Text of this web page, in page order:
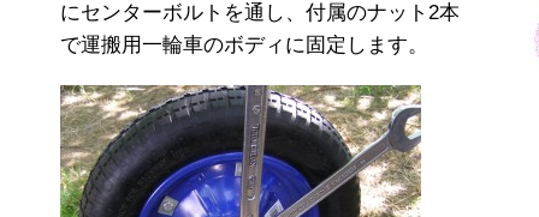
にセンターボルトを通し、付属のナット2本
で運搬用一輪車のボディに固定します。